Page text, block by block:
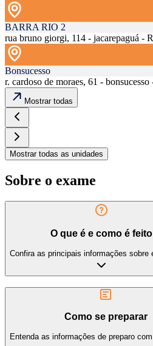
BARRA RIO 2
rua bruno giorgi, 114 - jacarepaguá -
Bonsucesso
r. cardoso de moraes, 61 - bonsucesso
Mostrar todas
Mostrar todas as unidades
Sobre o exame
O que é e como é feito
Confira as principais informações sobre
Como se preparar
Entenda as informações de preparo